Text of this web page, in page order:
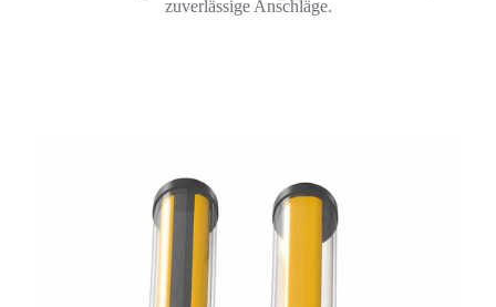
zuverlässige Anschläge.